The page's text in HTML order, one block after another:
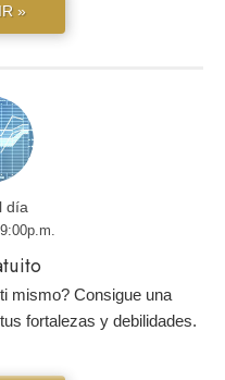
»
día
mismo? Consigue una
fortalezas y debilidades.